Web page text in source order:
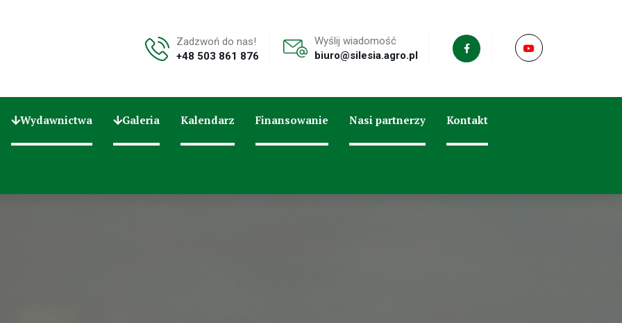
Zadzwoń do nas!
+48 503 861 876
Wyślij wiadomość
biuro@silesia.agro.pl
Wydawnictwa Galeria Kalendarz Finansowanie Nasi partnerzy Kontakt